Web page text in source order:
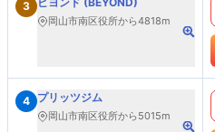
3
岡山市南区役所から4818m
4 プリッツジム
岡山市南区役所から5015m